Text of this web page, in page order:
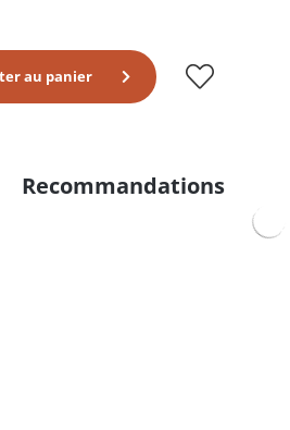
au panier
Recommandations